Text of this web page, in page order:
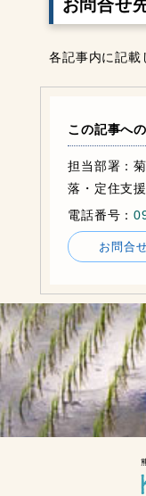
お問合せ
各記事内に記載
この記事へ
担当部署：
落・定住支
電話番号：
お問合